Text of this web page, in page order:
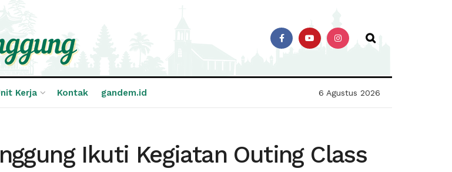
Kerja Kontak gandem.id 6 Agustus 2026
Ikuti Kegiatan Outing Class